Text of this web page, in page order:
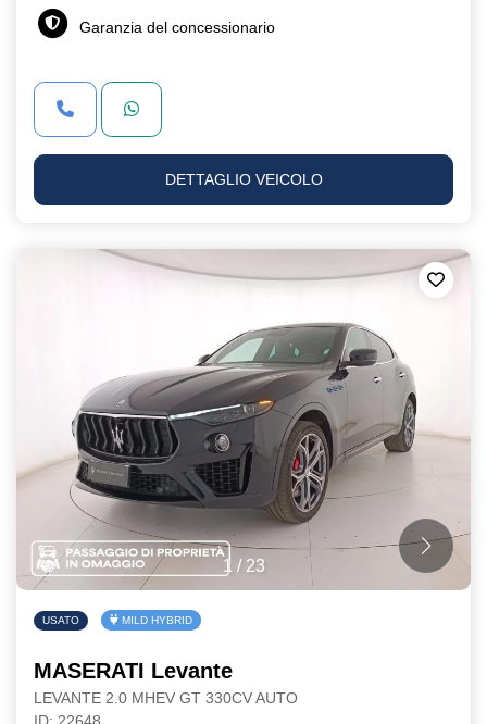
Garanzia del concessionario
DETTAGLIO VEICOLO
1 / 23
USATO MILD HYBRID
MASERATI Levante
LEVANTE 2.0 MHEV GT 330CV AUTO